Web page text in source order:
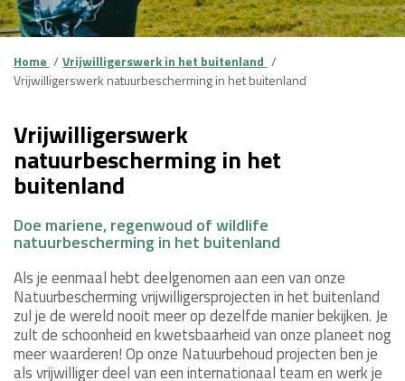
Home
Vrijwilligerswerk in het buitenland
Vrijwilligerswerk natuurbescherming in het buitenland
Vrijwilligerswerk
natuurbescherming in het
buitenland
Doe mariene, regenwoud of wildlife
natuurbescherming in het buitenland
Als je eenmaal hebt deelgenomen aan een van onze
Natuurbescherming vrijwilligersprojecten in het buitenland
zul je de wereld nooit meer op dezelfde manier bekijken. Je
zult de schoonheid en kwetsbaarheid van onze planeet nog
meer waarderen! Op onze Natuurbehoud projecten ben je
als vrijwilliger deel van een internationaal team en werk je